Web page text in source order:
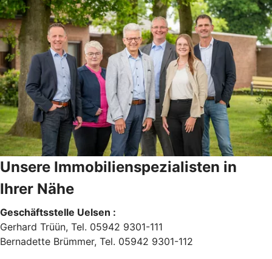
Unsere Immobilienspezialisten in
Ihrer Nähe
Geschäftsstelle Uelsen :
Gerhard Trüün, Tel. 05942 9301-111
Bernadette Brümmer, Tel. 05942 9301-112